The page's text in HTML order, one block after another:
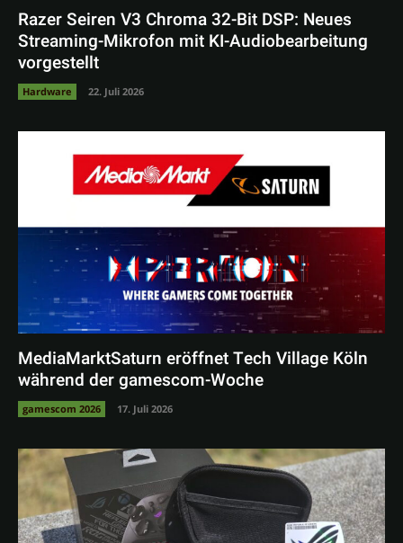
Razer Seiren V3 Chroma 32-Bit DSP: Neues
Streaming-Mikrofon mit KI-Audiobearbeitung
vorgestellt
Hardware 22. Juli 2026
MediaMarktSaturn eröffnet Tech Village Köln
während der gamescom-Woche
gamescom 2026 17. Juli 2026